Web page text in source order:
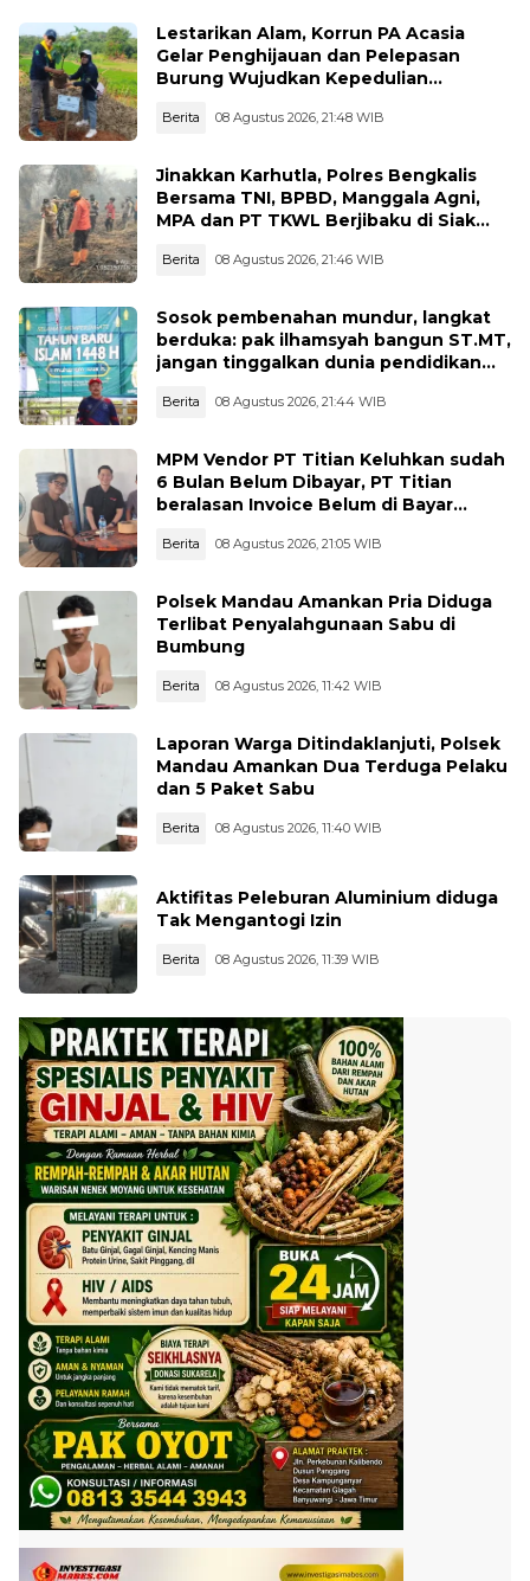
Lestarikan Alam, Korrun PA Acasia
Gelar Penghijauan dan Pelepasan
Burung Wujudkan Kepedulian
Berita 08 Agustus 2026, 21:48 WIB
Jinakkan Karhutla, Polres Bengkalis
Bersama TNI, BPBD, Manggala Agni,
MPA dan PT TKWL Berjibaku di Siak
Berita 08 Agustus 2026, 21:46 WIB
Sosok pembenahan mundur, langkat
berduka: pak ilhamsyah bangun ST.MT,
jangan tinggalkan dunia pendidikan
Berita 08 Agustus 2026, 21:44 WIB
MPM Vendor PT Titian Keluhkan sudah
6 Bulan Belum Dibayar, PT Titian
beralasan Invoice Belum di Bayar
Berita 08 Agustus 2026, 21:05 WIB
Polsek Mandau Amankan Pria Diduga
Terlibat Penyalahgunaan Sabu di
Bumbung
Berita 08 Agustus 2026, 11:42 WIB
Laporan Warga Ditindaklanjuti, Polsek
Mandau Amankan Dua Terduga Pelaku
dan 5 Paket Sabu
Berita 08 Agustus 2026, 11:40 WIB
Aktifitas Peleburan Aluminium diduga
Tak Mengantogi Izin
Berita 08 Agustus 2026, 11:39 WIB